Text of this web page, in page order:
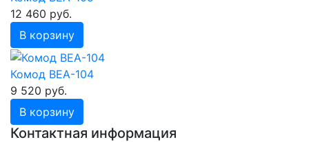
12 460 руб.
В корзину
Комод ВЕА-104
9 520 руб.
В корзину
Контактная информация